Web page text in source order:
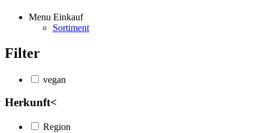
Menu Einkauf
Sortiment
Filter
vegan
Herkunft<
Region